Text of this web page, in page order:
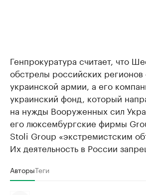
Генпрокуратура считает, что
обстрелы российских
украинской армии, а его
украинский фонд, который
на нужды Вооруженных сил
его люксембургские фирмы
Stoli Group «экстремистским
Их деятельность в России
АвторыТеги